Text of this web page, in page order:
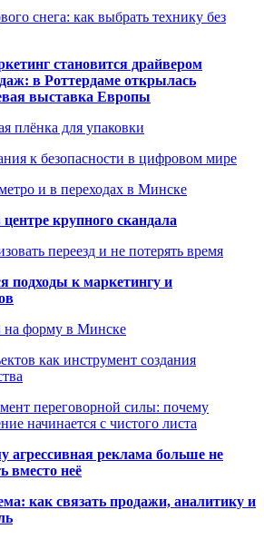
снега: как выбрать технику без
становится драйвером
в Роттердаме открылась
выставка Европы
плёнка для упаковки
к безопасности в цифровом мире
и в переходах в Минске
крупного скандала
переезд и не потерять время
подходы к маркетингу и
на форму в Минске
как инструмент создания
переговорной силы: почему
начинается с чистого листа
агрессивная реклама больше не
вместо неё
как связать продажи, аналитику и